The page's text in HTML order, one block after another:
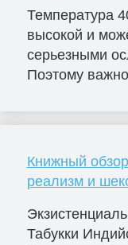
Температура
высокой и
серьезными
Поэтому
Книжный
реализм и
Табукки